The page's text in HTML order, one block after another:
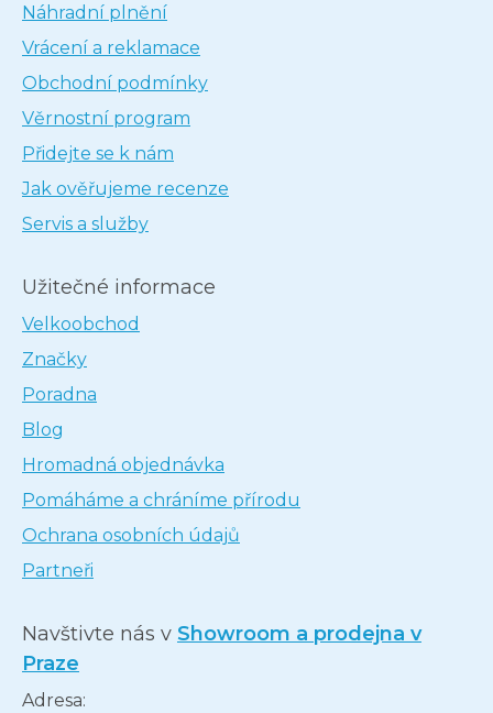
Náhradní plnění
Vrácení a reklamace
Obchodní podmínky
Věrnostní program
Přidejte se k nám
Jak ověřujeme recenze
Servis a služby
Užitečné informace
Velkoobchod
Značky
Poradna
Blog
Hromadná objednávka
Pomáháme a chráníme přírodu
Ochrana osobních údajů
Partneři
Navštivte nás v Showroom a prodejna v
Praze
Adresa: